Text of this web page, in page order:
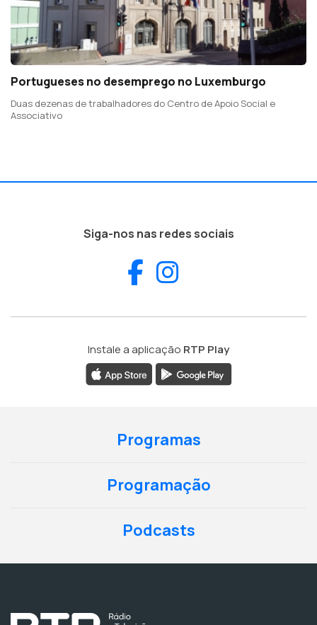
Portugueses no desemprego no Luxemburgo
Duas dezenas de trabalhadores do Centro de Apoio Social e
Associativo
Siga-nos nas redes sociais
Facebook
Instale a aplicação RTP Play
Programas
Programação
Podcasts